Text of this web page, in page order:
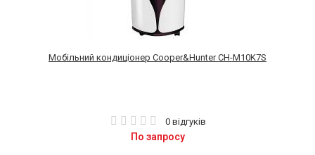
Мобільний кондиціонер Cooper&Hunter CH-M10K7S
0 відгуків
По запросу